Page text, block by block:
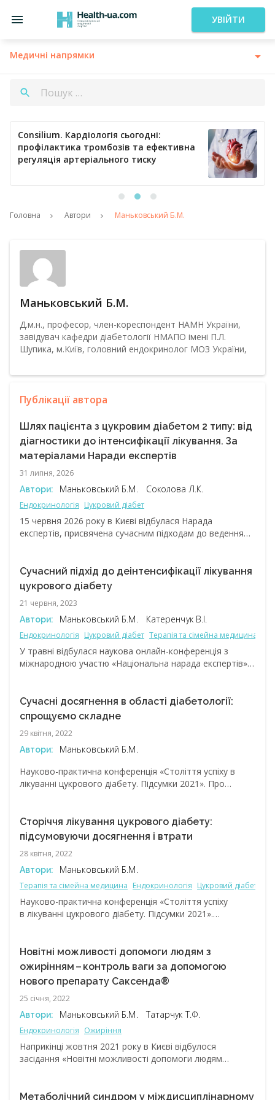
УВІЙТИ
Медичні напрямки
Consilium. Кардіологія сьогодні:
профілактика тромбозів та ефективна
регуляція артеріального тиску
Головна Автори Маньковський Б.М.
Маньковський Б.М.
Д.м.н., професор, член-кореспондент НАМН України,
завідувач кафедри діабетології НМАПО імені П.Л.
Шупика, м.Київ, головний ендокринолог МОЗ України,
Публікації автора
Шлях пацієнта з цукровим діабетом 2 типу: від
діагностики до інтенсифікації лікування. За
матеріалами Наради експертів
31 липня, 2026
Автори: Маньковський Б.М. Соколова Л.К.
Ендокринологія Цукровий діабет
15 червня 2026 року в Києві відбулася Нарада
експертів, присвячена сучасним підходам до ведення
контролю, своєчасної інтенсифікації лікування, причин
клінічної інерції та бар’єрів, які перешкоджають
оптимальному веденню пацієнтів в умовах сучасної
системи охорони здоров’я України.
Сучасний підхід до деінтенсифікації лікування
цукрового діабету
21 червня, 2023
Автори: Маньковський Б.М. Катеренчук В.І.
Ендокринологія Цукровий діабет Терапія та сімейна медицина
У травні відбулася наукова онлайн-конференція з
міжнародною участю «Національна нарада експертів»,
режимів інсулінотерапії. У конференції взяли участь
провідні спеціалісти України.
Сучасні досягнення в області діабетології:
спрощуємо складне
29 квітня, 2022
Автори:
Маньковський Б.М.
Науково-практична конференція «Століття успіху в
лікуванні цукрового діабету. Підсумки 2021». Про
досягнень у діабетології.
Сторіччя лікування цукрового діабету:
підсумовуючи досягнення і втрати
28 квітня, 2022
Автори: Маньковський Б.М.
Терапія та сімейна медицина Ендокринологія Цукровий діабет
Науково-практична конференція «Століття успіху
в лікуванні цукрового діабету. Підсумки 2021».
зростання поширеності цукрового діабету, розвиток і
вдосконалення методів його лікування.
Новітні можливості допомоги людям з
ожирінням – ​контроль ваги за допомогою
нового препарату Саксенда®
25 січня, 2022
Автори: Маньковський Б.М. Татарчук Т.Ф.
Ендокринологія Ожиріння
Наприкінці жовтня 2021 року в Києві відбулося
засідання «Новітні можливості допомоги людям
захід був організований Українською діабетологічною
Метаболічний синдром у міждисциплінарному